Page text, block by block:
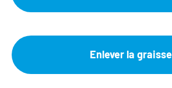
Enlever la graisse